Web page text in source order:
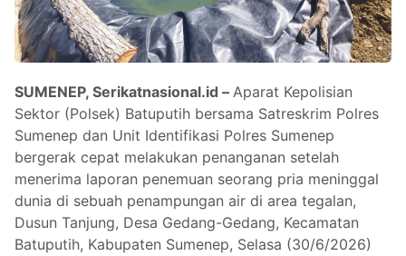
SUMENEP, Serikatnasional.id – Aparat Kepolisian
Sektor (Polsek) Batuputih bersama Satreskrim Polres
Sumenep dan Unit Identifikasi Polres Sumenep
bergerak cepat melakukan penanganan setelah
menerima laporan penemuan seorang pria meninggal
dunia di sebuah penampungan air di area tegalan,
Dusun Tanjung, Desa Gedang-Gedang, Kecamatan
Batuputih, Kabupaten Sumenep, Selasa (30/6/2026)